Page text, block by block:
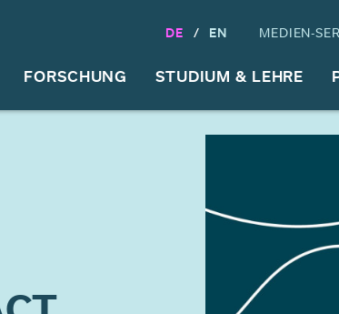
DE EN MEDIEN-
FORSCHUNG STUDIUM & LEHRE